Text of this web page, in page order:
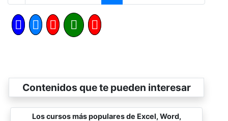
Contenidos que te pueden interesar
Los cursos más populares de Excel, Word,